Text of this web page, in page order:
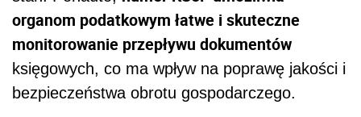
organom podatkowym łatwe i skuteczne
monitorowanie przepływu dokumentów
księgowych, co ma wpływ na poprawę jakości i
bezpieczeństwa obrotu gospodarczego.